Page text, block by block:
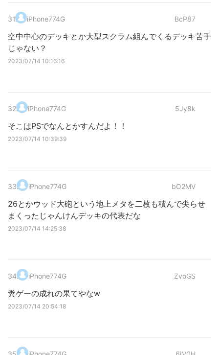
31. iPhone774G BcP87
空中中心のデッキとか大型スクラム組んでくるデッキ苦手
じゃない？
2023/07/14 10:16:16
32. iPhone774G 5Jy8k
そこはPSでなんとかすんだよ！！
2023/07/14 10:39:39
33. iPhone774G bO2MV
26とかウッド大砲という地上メタを二枚も積んで尖らせ
まくったじゃんけんデッキの代表だな
2023/07/14 14:25:38
34. iPhone774G ZvoGS
糞ゲーの成れの果てやなw
2023/07/14 20:54:18